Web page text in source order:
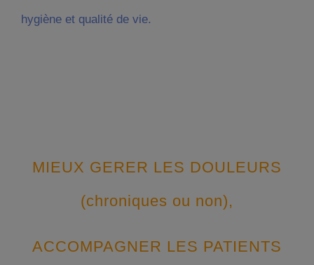
hygiène et qualité de vie.
MIEUX GERER LES DOULEURS
(chroniques ou non),
ACCOMPAGNER LES PATIENTS